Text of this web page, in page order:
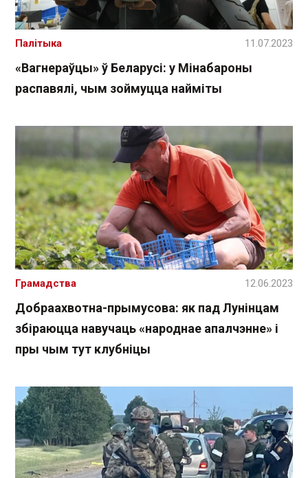
«Вагнераўцы» ў Беларусі: у Мінабароны
распавялі, чым зоймуцца найміты
Палітыка 11.07.2023
Добраахвотна-прымусова: як пад Лунінцам
збіраюцца навучаць «народнае апалчэнне» і
пры чым тут клубніцы
Грамадства 12.06.2023